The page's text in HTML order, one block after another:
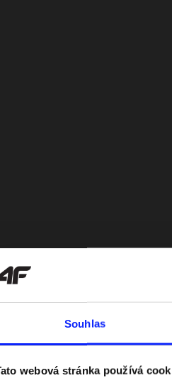
Souhlas
webová stránka používá